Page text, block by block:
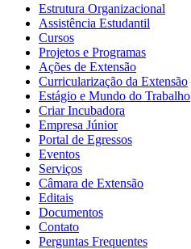
Estrutura Organizacional
Assistência Estudantil
Cursos
Projetos e Programas
Ações de Extensão
Curricularização da Extensão
Estágio e Mundo do Trabalho
Criar Incubadora
Empresa Júnior
Portal de Egressos
Eventos
Serviços
Câmara de Extensão
Editais
Documentos
Contato
Perguntas Frequentes